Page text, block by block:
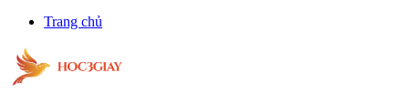
Trang chủ